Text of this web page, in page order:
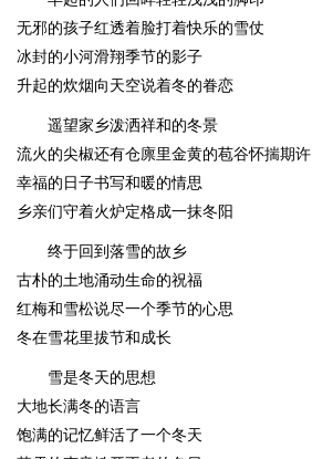
无邪的孩子红透着脸打着快乐的雪仗
冰封的小河滑翔季节的影子
升起的炊烟向天空说着冬的眷恋
遥望家乡泼洒祥和的冬景
流火的尖椒还有仓廪里金黄的苞谷怀揣期许
幸福的日子书写和暖的情思
乡亲们守着火炉定格成一抹冬阳
终于回到落雪的故乡
古朴的土地涌动生命的祝福
红梅和雪松说尽一个季节的心思
冬在雪花里拔节和成长
雪是冬天的思想
大地长满冬的语言
饱满的记忆鲜活了一个冬天